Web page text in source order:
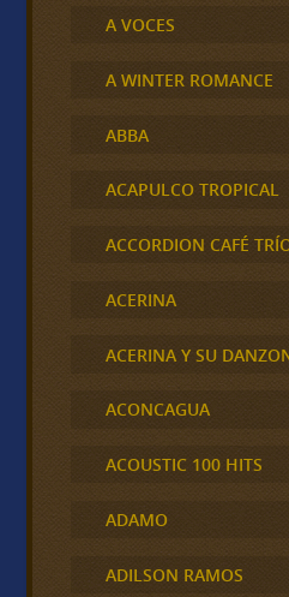
A VOCES
A WINTER ROMANCE
ABBA
ACAPULCO TROPICAL
ACCORDION CAFÉ
ACERINA
ACERINA Y SU
ACONCAGUA
ACOUSTIC 100 HITS
ADAMO
ADILSON RAMOS